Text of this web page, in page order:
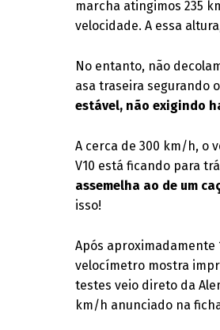
marcha atingimos 235
velocidade. A essa
No entanto, não
asa traseira segurando
estável, não exigindo
A cerca de 300 km/h, o
V10 está ficando para
assemelha ao de um
isso!
Após aproximadamente
velocímetro mostra
testes veio direto da
km/h anunciado na